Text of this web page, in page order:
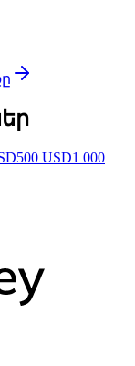
500 USD1 000